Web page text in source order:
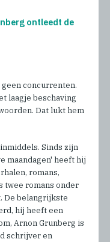
ontleedt de
concurrenten.
laagje beschaving
Dat lukt hem
Sinds zijn
maandagen' heeft hij
romans,
twee romans onder
De belangrijkste
hij heeft een
Arnon Grunberg is
schrijver en